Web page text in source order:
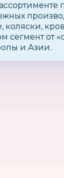
коляски,
сегмент от
и Азии.